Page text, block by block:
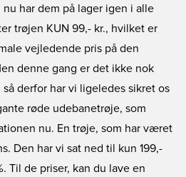
har dem på lager igen i alle
trøjen KUN 99,- kr., hvilket er
vejledende pris på den
denne gang er det ikke nok
derfor har vi ligeledes sikret os
røde udebanetrøje, som
nu. En trøje, som har været
Den har vi sat ned til kun 199,-
Til de priser, kan du lave en